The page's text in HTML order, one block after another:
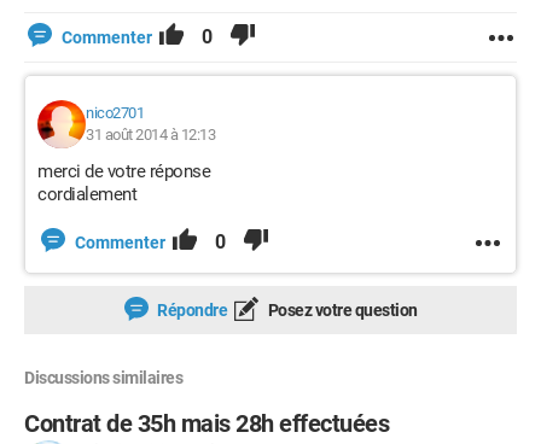
Commenter 0
nico2701
31 août 2014 à 12:13
merci de votre réponse
cordialement
Commenter 0
Répondre Posez votre question
Discussions similaires
Contrat de 35h mais 28h effectuées